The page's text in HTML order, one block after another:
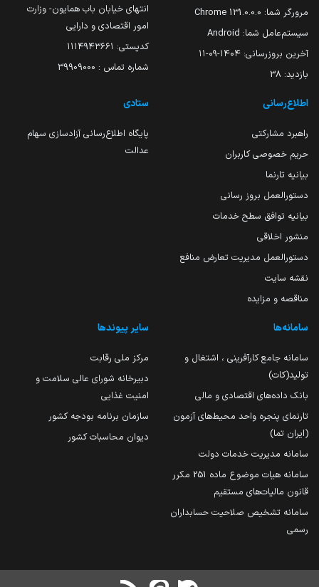
مرورگر شما: 131.0.0.0 Chrome
سیستم‌عامل شما: Android
آخرین بروزرسانی: ۱۴۰۴-۰۹-۱۱
بازدید: 38
انتهای خیابان باب همایون- وزارت
امور اقتصادی و دارایی
کدپستی: ۱۱۱۴۹۴۳۶۶۱
شماره تماس : 39909000
اطلاع‌رسانی
راهبرد مشارکتی
حریم خصوصی کاربران
بیانیه تارنما
دستورالعمل بروز رسانی
بیانیه توافق سطح خدمات
منشور اخلاقی
دستورالعمل مدیریت تعارض منافع
نقشه سایت
مناقصه و مزایده
ستادی
پایگاه اطلاع‌رسانی آزادسازی سهام
عدالت
سامانه‌ها
سامانه جامع کارآفرینی ، اشتغال و
تولید(کات)
بانک داده‌های اقتصادی و مالی
تارنمای پنجره واحد محیط‌های آزمون
(ایران تما)
سامانه مدیریت خدمات دولت
سامانه هیات موضوع ماده 251 مکرر
قانون مالیات‌های مستقیم
سامانه تشخیص صلاحیت حسابداران
رسمی
سایر پیوندها
مرکز ملی رقابت
دبیرخانه شورای عالی سلامت و
امنیت غذایی
سازمان برنامه بودجه کشور
دیوان محاسبات کشور